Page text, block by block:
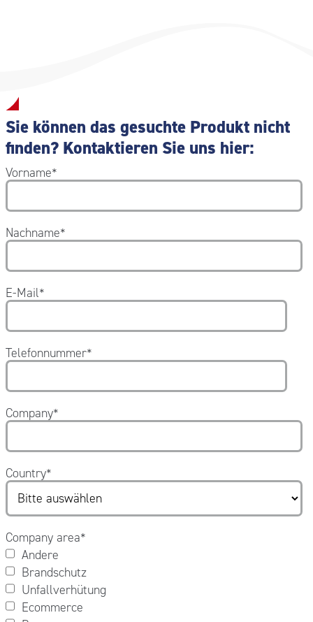
Sie können das gesuchte Produkt nicht
finden? Kontaktieren Sie uns hier:
Vorname*
Nachname*
E-Mail*
Telefonnummer*
Company*
Country*
Company area*
Andere
Brandschutz
Unfallverhütung
Ecommerce